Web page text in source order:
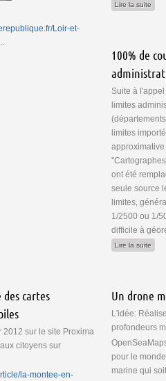
Loir-et-
opendata dans la Nouvelle République
Lire la suite
100% de
Suite à
limites
limites
ont été
seule source
limites,
1/2500 ou 1/
difficile à
Lire la suite
cartes
sur le site Proxima
citoyens sur
la-montee-en-
Un drone
L'idée:
profondeurs
pour le
marine qui